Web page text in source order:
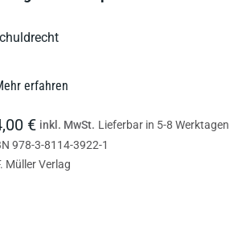
erfahren
€ inkl. MwSt. Lieferbar in 5-8 Werktagen
978-3-8114-3922-1
Müller Verlag